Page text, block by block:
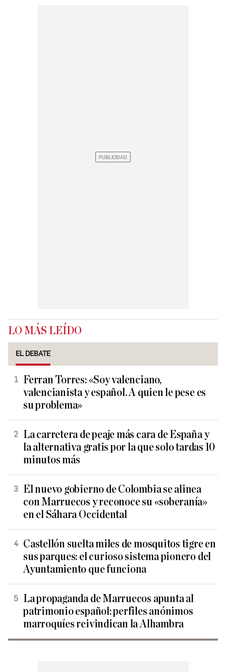
LO MÁS LEÍDO
EL DEBATE
Ferran Torres: «Soy valenciano,
valencianista y español. A quien le pese es
su problema»
La carretera de peaje más cara de España y
la alternativa gratis por la que solo tardas 10
minutos más
El nuevo gobierno de Colombia se alinea
con Marruecos y reconoce su «soberanía»
en el Sáhara Occidental
Castellón suelta miles de mosquitos tigre en
sus parques: el curioso sistema pionero del
Ayuntamiento que funciona
La propaganda de Marruecos apunta al
patrimonio español: perfiles anónimos
marroquíes reivindican la Alhambra